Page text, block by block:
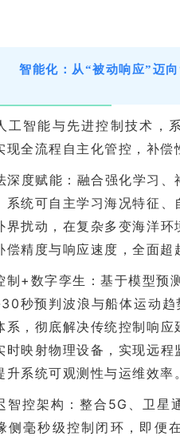
智能化：从“被动响应”迈
工智能与先进控制技术，
现全流程自主化管控，补偿
深度赋能：融合强化学习、
系统可自主学习海况特征、
界扰动，在复杂多变海洋环
偿精度与响应速度，全面超
制+数字孪生：基于模型预
秒预判波浪与船体运动
系，彻底解决传统控制响应
时映射物理设备，实现远程
升系统可观测性与运维效率。
智控架构：整合5G、卫星
侧毫秒级控制闭环，即便